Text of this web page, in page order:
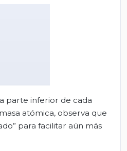
parte inferior de cada
atómica, observa que
para facilitar aún más